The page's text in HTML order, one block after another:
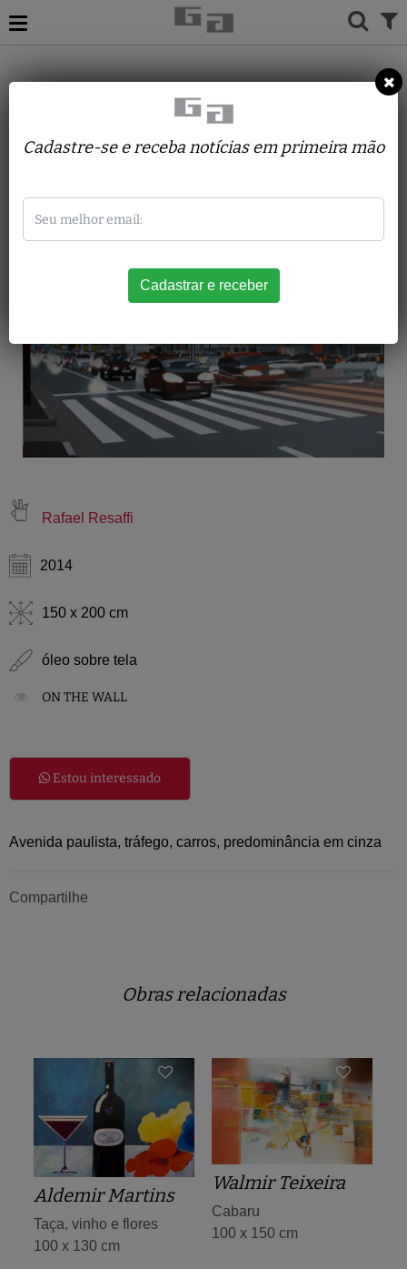
RAFAEL RESAFFI
Av. Paulista Junho
Rafael Resaffi
2014
150 x 200 cm
óleo sobre tela
ON THE WALL
Estou interessado
Avenida paulista, tráfego, carros, predominância em cinza
Compartilhe
Obras relacionadas
Aldemir Martins
Taça, vinho e flores
100 x 130 cm
Walmir Teixeira
Cabaru
100 x 150 cm
Cadastre-se e receba notícias em primeira mão